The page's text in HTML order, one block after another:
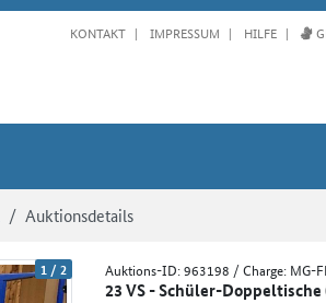
KONTAKT IMPRESSUM HILFE
Auktionsdetails
1 /2 Auktions-ID:963198 / Charge: MG-
23 VS - Schüler-